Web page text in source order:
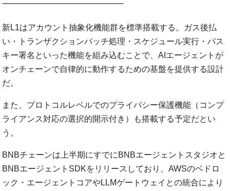
新L1はアカウント抽象化機能群を標準搭載する。ガス後払
い・トランザクションバッチ処理・スケジュール実行・パス
キー署名といった機能を組み込むことで、AIエージェントが
オンチェーンで自律的に動作するための基盤を提供する設計
だ。
また、プロトコルレベルでのプライバシー保護機能（コンプ
ライアンス対応の選択的開示付き）も搭載する予定だとい
う。
BNBチェーンは上半期にすでにBNBエージェントスタジオと
BNBエージェントSDKをリリースしており、AWSのベドロ
ック・エージェントコアやLLMゲートウェイとの統合により